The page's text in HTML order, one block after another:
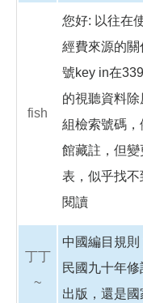
fish
您好: 以往在
經費來源的
號key in在
的視聽資料
組檢索號碼
館藏註，但
表，似乎找不
閱讀
丁丁
~
中國編目規
民國九十年
出版，還是